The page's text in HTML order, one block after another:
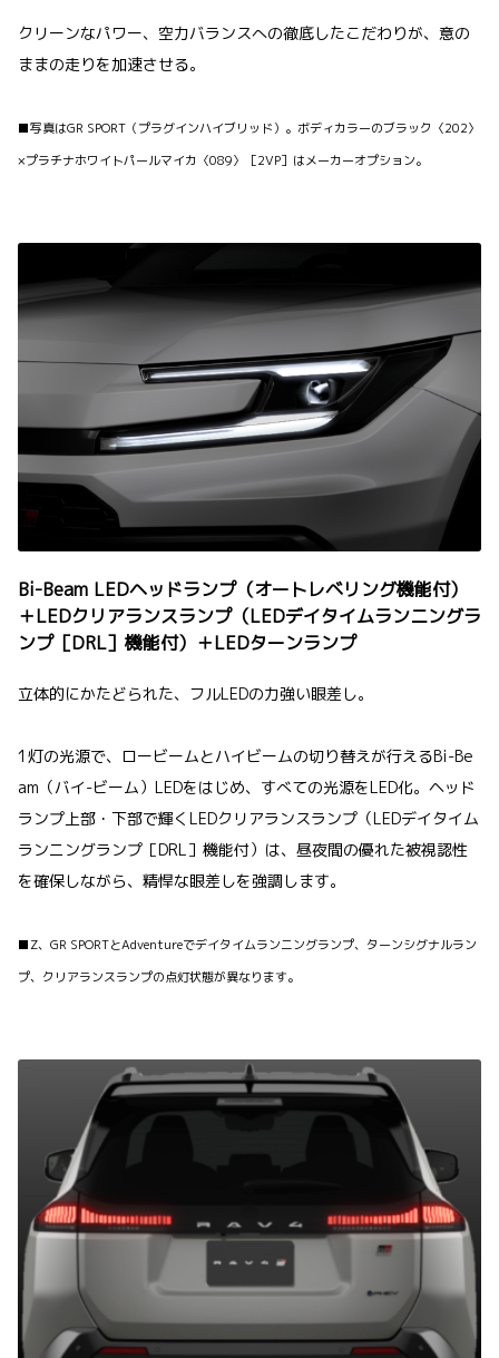
クリーンなパワー、空力バランスへの徹底したこだわりが、意の
ままの走りを加速させる。
■写真はGR SPORT（プラグインハイブリッド）。ボディカラーのブラック〈202〉
×プラチナホワイトパールマイカ〈089〉［2VP］はメーカーオプション。
Bi-Beam LEDヘッドランプ（オートレベリング機能付）
＋LEDクリアランスランプ（LEDデイタイムランニングラ
ンプ［DRL］機能付）＋LEDターンランプ
立体的にかたどられた、フルLEDの力強い眼差し。
1灯の光源で、ロービームとハイビームの切り替えが行えるBi-Be
am（バイ-ビーム）LEDをはじめ、すべての光源をLED化。ヘッド
ランプ上部・下部で輝くLEDクリアランスランプ（LEDデイタイム
ランニングランプ［DRL］機能付）は、昼夜間の優れた被視認性
を確保しながら、精悍な眼差しを強調します。
■Z、GR SPORTとAdventureでデイタイムランニングランプ、ターンシグナルラン
プ、クリアランスランプの点灯状態が異なります。